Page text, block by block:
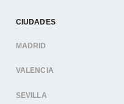
CIUDADES
MADRID
VALENCIA
SEVILLA